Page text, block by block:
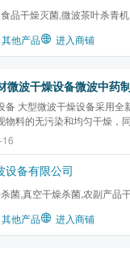
品干燥灭菌,微波茶叶杀青
他产品 进入商铺
干技术与
物料的无污染和均匀干燥，
速度通常提高数倍以上，生
50%以上，完全达到国家环
。
设备有限公司
菌,真空干燥杀菌,农副产品
他产品 进入商铺